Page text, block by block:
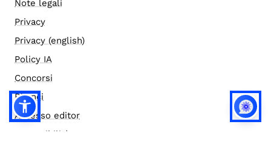
Note legali
Privacy
Privacy (english)
Policy IA
Concorsi
Bilanci
Accesso editor
Accessibilità